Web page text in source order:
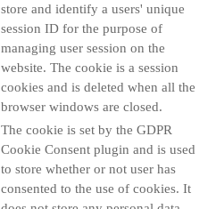
store and identify a users' unique
session ID for the purpose of
managing user session on the
website. The cookie is a session
cookies and is deleted when all the
browser windows are closed.
The cookie is set by the GDPR
Cookie Consent plugin and is used
to store whether or not user has
consented to the use of cookies. It